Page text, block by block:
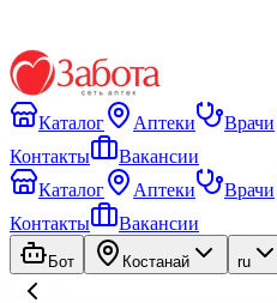
Каталог Аптеки Врачи
Контакты
Вакансии
Каталог
Аптеки Врачи
Контакты
Вакансии
Бот Костанай ru